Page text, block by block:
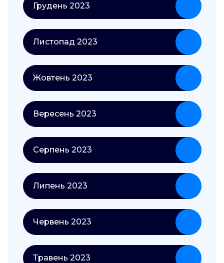
Грудень 2023
Листопад 2023
Жовтень 2023
Вересень 2023
Серпень 2023
Липень 2023
Червень 2023
Травень 2023